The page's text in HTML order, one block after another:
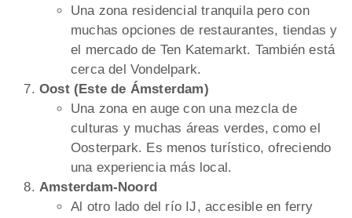
Una zona residencial tranquila pero con
muchas opciones de restaurantes, tiendas y
el mercado de Ten Katemarkt. También está
cerca del Vondelpark.
Oost (Este de Ámsterdam)
Una zona en auge con una mezcla de
culturas y muchas áreas verdes, como el
Oosterpark. Es menos turístico, ofreciendo
una experiencia más local.
Amsterdam-Noord
Al otro lado del río IJ, accesible en ferry